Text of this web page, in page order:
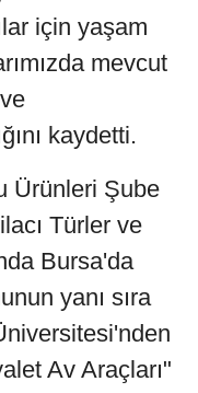
için yaşam
mevcut
kaydetti.
Ürünleri Şube
Türler ve
Bursa'da
yanı sıra
Av Araçları"